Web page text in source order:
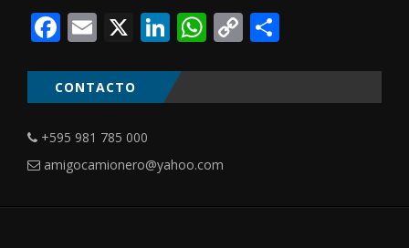
Facebook
Email
X LinkedIn
WhatsApp
Copy
CONTACTO
+595 981 785 000
amigocamionero@yahoo.com